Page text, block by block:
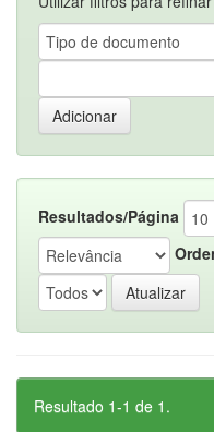
Resultados/Página
Resultado 1-1 de 1.